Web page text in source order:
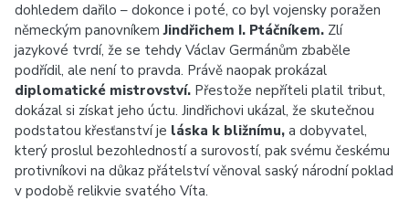
dohledem dařilo – dokonce i poté, co byl vojensky poražen
německým panovníkemJindřichem I. Ptáčníkem. Zlí
jazykové tvrdí, že se tehdy Václav Germánům zbaběle
podřídil, ale není to pravda. Právě naopak prokázal
diplomatické mistrovství. Přestože nepříteli platil tribut,
dokázal si získat jeho úctu. Jindřichovi ukázal, že skutečnou
podstatou křesťanství je láska k bližnímu, a dobyvatel,
který proslul bezohledností a surovostí, pak svému českému
protivníkovi na důkaz přátelství věnoval saský národní poklad
v podobě relikvie svatého Víta.